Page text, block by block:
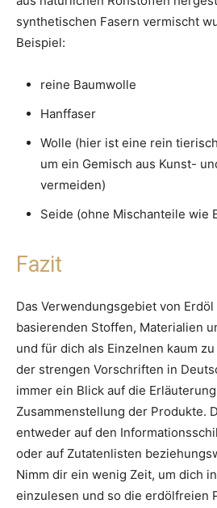
synthetischen Fasern vermischt
Beispiel:
reine Baumwolle
Hanffaser
Wolle (hier ist eine rein
um ein Gemisch aus Kunst-
vermeiden)
Seide (ohne Mischanteile wie
Fazit
Das Verwendungsgebiet von
basierenden Stoffen, Materialien
und für dich als Einzelnen kaum
der strengen Vorschriften in
immer ein Blick auf die
Zusammenstellung der Produkte.
entweder auf den
oder auf Zutatenlisten
Nimm dir ein wenig Zeit, um dich
einzulesen und so die erdölfreien